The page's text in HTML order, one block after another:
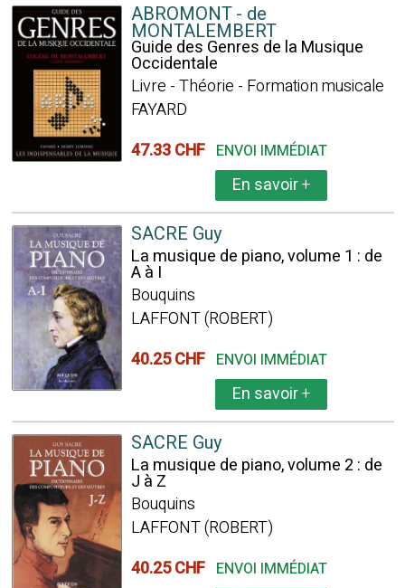
ABROMONT - de
MONTALEMBERT
Guide des Genres de la Musique
Occidentale
Livre - Théorie - Formation musicale
FAYARD
47.33 CHF ENVOI IMMÉDIAT
En savoir+
SACRE Guy
La musique de piano, volume 1 : de
A à I
Bouquins
LAFFONT (ROBERT)
40.25 CHF ENVOI IMMÉDIAT
En savoir+
SACRE Guy
La musique de piano, volume 2 : de
J à Z
Bouquins
LAFFONT (ROBERT)
40.25 CHF ENVOI IMMÉDIAT